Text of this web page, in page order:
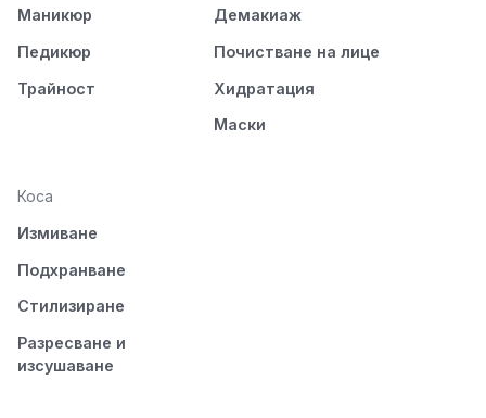
Маникюр
Педикюр
Трайност
Демакиаж
Почистване на лице
Хидратация
Маски
Коса
Измиване
Подхранване
Стилизиране
Разресване и
изсушаване